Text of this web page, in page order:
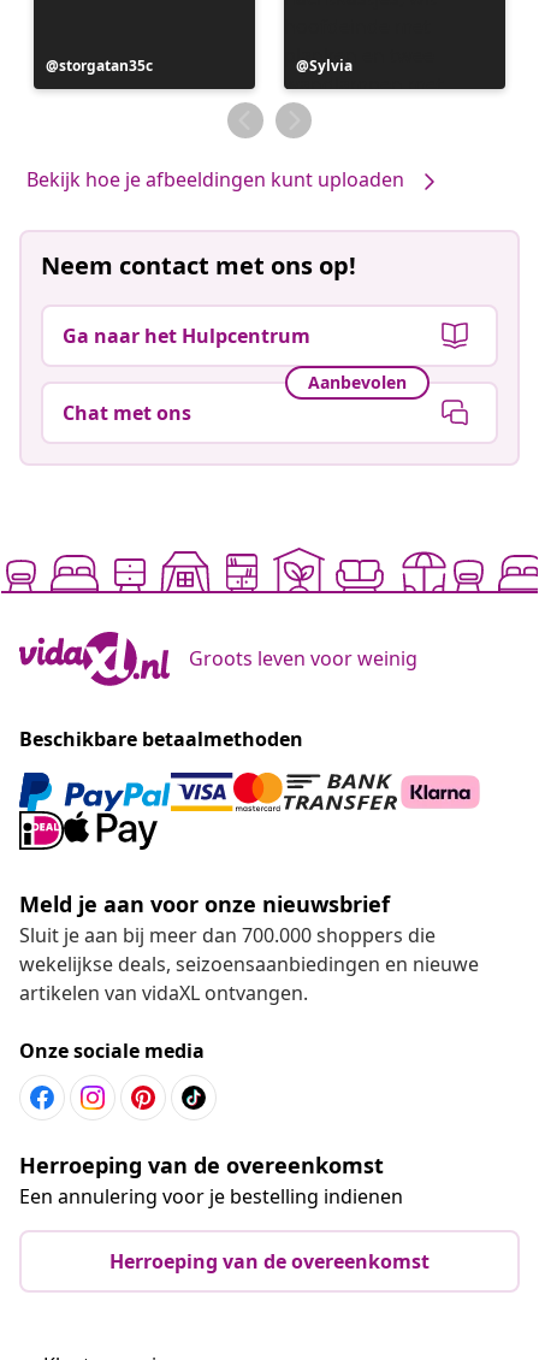
Bericht
gepubliceerd
storgatan35c
Bericht
gepubliceerd
door
Sylvia
Bekijk hoe je afbeeldingen kunt uploaden
Neem contact met ons op!
Ga naar het Hulpcentrum
Aanbevolen
Chat met ons
Groots leven voor weinig
Beschikbare betaalmethoden
Meld je aan voor onze nieuwsbrief
Sluit je aan bij meer dan 700.000 shoppers die
wekelijkse deals, seizoensaanbiedingen en nieuwe
artikelen van vidaXL ontvangen.
Onze sociale media
Herroeping van de overeenkomst
Een annulering voor je bestelling indienen
Herroeping van de overeenkomst